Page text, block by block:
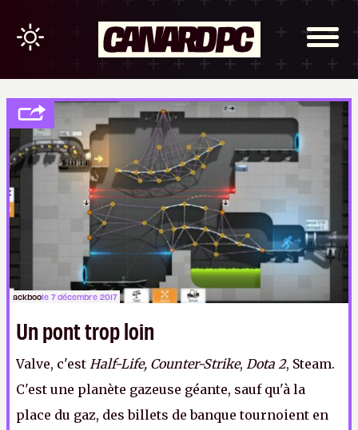
ackboole 7 décembre 2017
Un pont trop loin
Valve, c'est Half-Life, Counter-Strike, Dota 2, Steam.
C'est une planète gazeuse géante, sauf qu'à la
place du gaz, des billets de banque tournoient en